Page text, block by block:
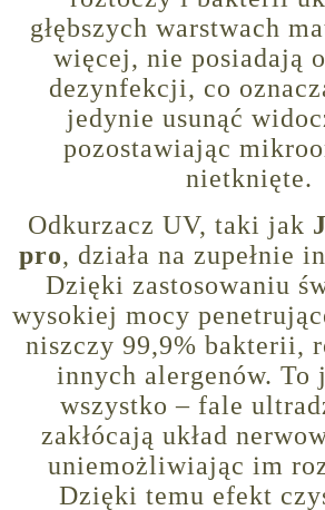
głębszych warstwach
więcej, nie posiadają
dezynfekcji, co
jedynie usunąć
pozostawiając
nietknięte.
Odkurzacz UV, taki jak
pro, działa na zupełnie
Dzięki zastosowaniu
wysokiej mocy
niszczy 99,9% bakterii,
innych alergenów. To
wszystko – fale
zakłócają układ
uniemożliwiając im
Dzięki temu efekt